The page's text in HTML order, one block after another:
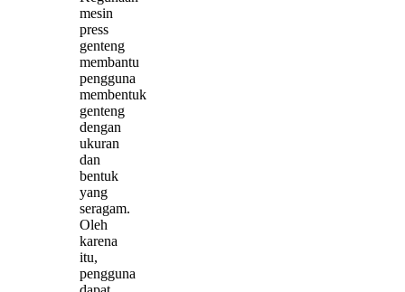
mesin
press
genteng
membantu
pengguna
membentuk
genteng
dengan
ukuran
dan
bentuk
yang
seragam.
Oleh
karena
itu,
pengguna